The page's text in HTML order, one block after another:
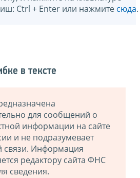
Ctrl + Enter или нажмите сюда.
в тексте
для сообщений о
информации на сайте
и не подразумевает
связи. Информация
редактору сайта ФНС
сведения.